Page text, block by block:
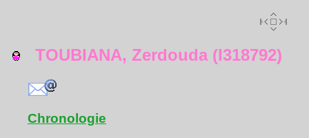
TOUBIANA, Zerdouda (I318792)
Chronologie